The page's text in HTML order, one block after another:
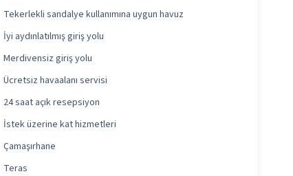
Tekerlekli sandalye kullanımına uygun havuz
İyi aydınlatılmış giriş yolu
Merdivensiz giriş yolu
Ücretsiz havaalanı servisi
24 saat açık resepsiyon
İstek üzerine kat hizmetleri
Çamaşırhane
Teras